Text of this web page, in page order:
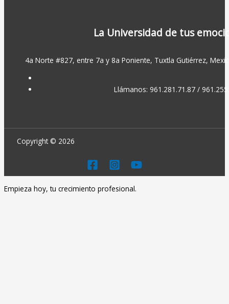
La Universidad de tus
4a Norte #827, entre 7a y 8a Poniente, Tuxtla Gutiérrez,
Llámanos: 961.281.71.87 /
Copyright © 2026
Empieza hoy, tu crecimiento profesional.